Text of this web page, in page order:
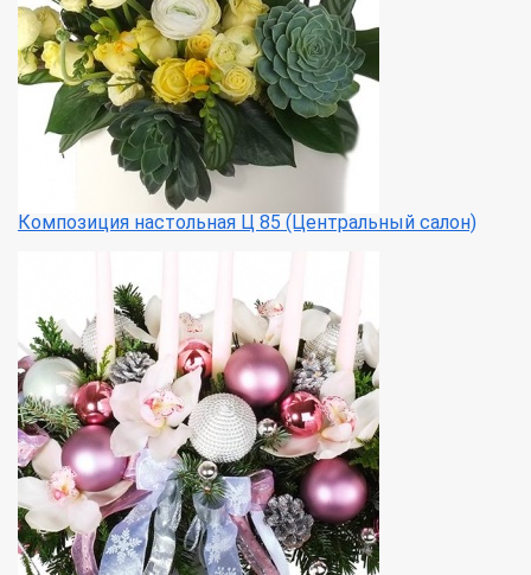
Композиция настольная Ц 85 (Центральный салон)